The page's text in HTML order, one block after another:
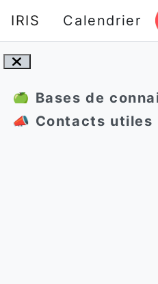
Passer au contenu
IRIS
Calendrier
📣 Contacts utiles